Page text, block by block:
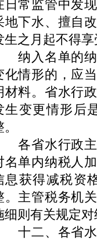
日常监管中发
地下水、擅自
生之月起不得
入名单的纳
化情形的，应
材料。省水行
生变更情形后
省水行政主
名单内纳税人
息获得减税资
。主管税务机
细则有关规定
二、各省水